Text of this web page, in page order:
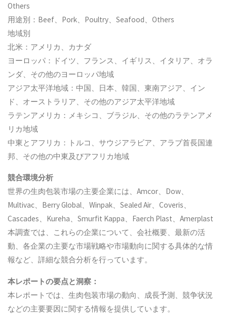
Others
用途別：Beef、Pork、Poultry、Seafood、Others
地域別
北米：アメリカ、カナダ
ヨーロッパ：ドイツ、フランス、イギリス、イタリア、オラ
ンダ、その他のヨーロッパ地域
アジア太平洋地域：中国、日本、韓国、東南アジア、イン
ド、オーストラリア、その他のアジア太平洋地域
ラテンアメリカ：メキシコ、ブラジル、その他のラテンアメ
リカ地域
中東とアフリカ：トルコ、サウジアラビア、アラブ首長国連
邦、その他の中東及びアフリカ地域
競合環境分析
世界の生肉包装市場の主要企業には、Amcor、Dow、
Multivac、Berry Global、Winpak、Sealed Air、Coveris、
Cascades、Kureha、Smurfit Kappa、Faerch Plast、Amerplast
本調査では、これらの企業について、会社概要、最新の活
動、各企業の主要な市場戦略や市場動向に関する具体的な情
報など、詳細な競合分析を行っています。
本レポートの要点と洞察：
本レポートでは、生肉包装市場の動向、成長予測、競争状況
などの主要要因に関する情報を提供しています。